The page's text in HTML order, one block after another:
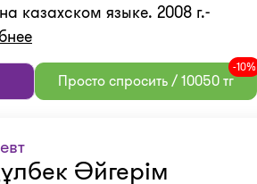
казахском языке. 2008 г.-
Просто спросить / 10050 тг
-10%
Әйгерім